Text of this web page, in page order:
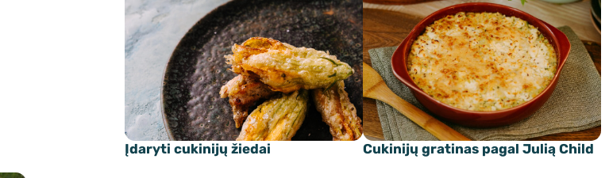
Įdaryti cukinijų žiedai Cukinijų gratinas pagal Julią Child